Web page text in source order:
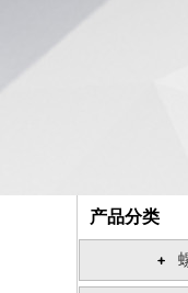
产品分类